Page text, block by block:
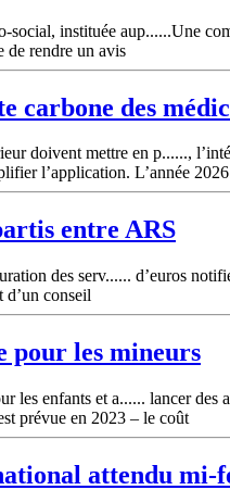
instituée aup......Une
de rendre un avis
carbone des
doivent mettre en p......,
l’application. L’année
entre ARS
des serv...... d’euros
d’un conseil
pour les mineurs
enfants et a...... lancer des
prévue en 2023 – le coût
attendu mi-